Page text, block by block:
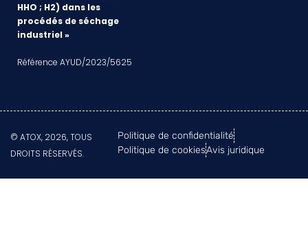
HHO ; H2) dans les
procédés de séchage
industriel »
Référence AYUD/2023/5625
© ATOX, 2026, TOUS
DROITS RÉSERVÉS.
Politique de confidentialité
Politique de cookiesAvis juridique